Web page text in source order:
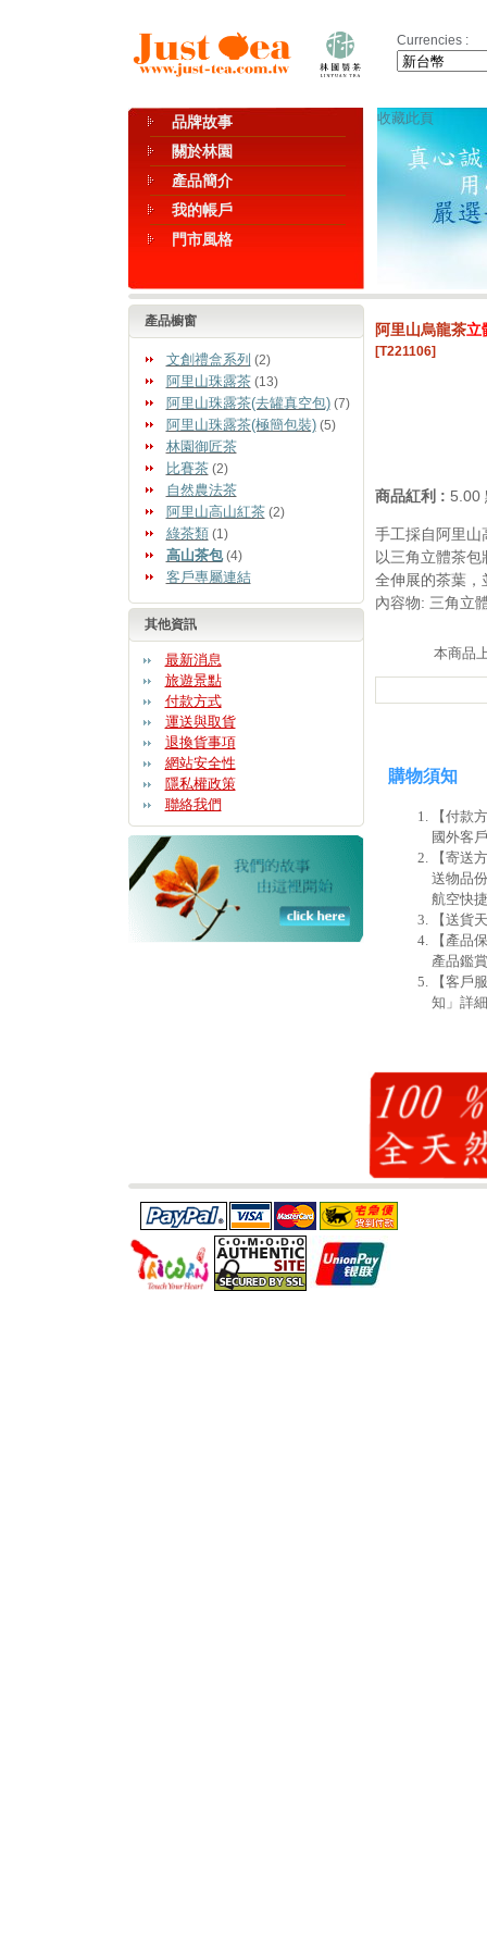
Currencies :
品牌故事
關於林園
產品簡介
我的帳戶
門市風格
收藏此頁
產品櫥窗
文創禮盒系列 (2)
阿里山珠露茶(13)
阿里山珠露茶(去罐真空包)(7)
阿里山珠露茶(極簡包裝)(5)
林園御匠茶
比賽茶(2)
自然農法茶
阿里山高山紅茶(2)
綠茶類 (1)
高山茶包(4)
客戶專屬連結
其他資訊
最新消息
旅遊景點
付款方式
運送與取貨
退換貨事項
網站安全性
隱私權政策
聯絡我們
阿里山烏龍茶立
[T221106]
商品紅利 : 5.00
手工採自阿里山
以三角立體茶
全伸展的茶葉，
內容物: 三角立
本商品
購物須知
【付款
國外客
【寄送
送物品
航空快
【送貨
【產品
產品鑑
【客戶
知」詳